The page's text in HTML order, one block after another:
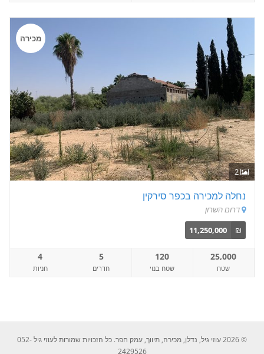
2
מכירה
נחלה למכירה בכפר סירקין
דרום השרון
₪
11,250,000
25,000
שטח
120
שטח בנוי
5
חדרים
4
חניות
© 2026 עוזי גיל, נדלן, מכירה, תיווך, עמק חפר. כל הזכויות שמורות לעוזי גיל 052-
2429526